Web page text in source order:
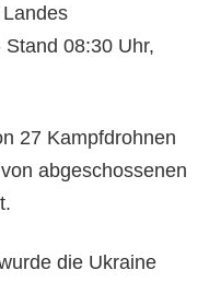
08:30 Uhr,
27 Kampfdrohnen
abgeschossenen
die Ukraine